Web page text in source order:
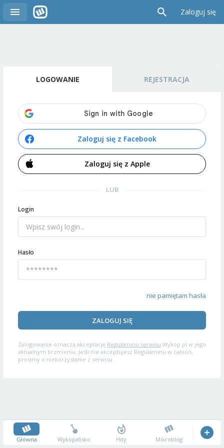
Zaloguj się
LOGOWANIE REJESTRACJA
Zaloguj się z Facebook
Zaloguj się z Apple
LUB
Login
Hasło
nie pamiętam hasła
ZALOGUJ SIĘ
Zalogowanie oznacza akceptację Regulaminu serwisu Wykop.pl w jego
aktualnym brzmieniu. Jeśli nie akceptujesz Regulaminu w całości,
prosimy o niekorzystanie z serwisu.
Główna Wykopalisko Hity Mikroblog